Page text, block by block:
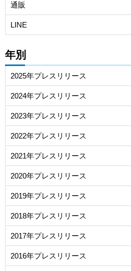
通販
LINE
年別
2025年プレスリリース
2024年プレスリリース
2023年プレスリリース
2022年プレスリリース
2021年プレスリリース
2020年プレスリリース
2019年プレスリリース
2018年プレスリリース
2017年プレスリリース
2016年プレスリリース